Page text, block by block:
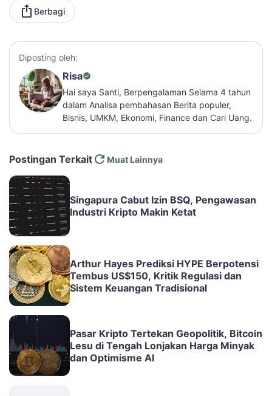
Berbagi
Diposting oleh:
Risa
Hai saya Santi, Berpengalaman Selama 4 tahun
dalam Analisa pembahasan Berita populer,
Bisnis, UMKM, Ekonomi, Finance dan Cari Uang.
Postingan Terkait Muat Lainnya
Singapura Cabut Izin BSQ, Pengawasan
Industri Kripto Makin Ketat
Arthur Hayes Prediksi HYPE Berpotensi
Tembus US$150, Kritik Regulasi dan
Sistem Keuangan Tradisional
Pasar Kripto Tertekan Geopolitik, Bitcoin
Lesu di Tengah Lonjakan Harga Minyak
dan Optimisme AI